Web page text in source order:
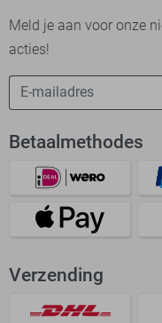
Meld je aan voor onze
acties!
Betaalmethodes
Verzending